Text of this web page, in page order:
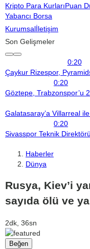
Kripto Para KurlarıPuan
Yabancı Borsa
Kurumsalİletişim
Son Gelişmeler
0:20
Çaykur Rizespor,
0:20
Göztepe, Trabzonspor’u
Galatasaray’a Villarreal ile
0:20
Sivasspor Teknik
Haberler
Dünya
Rusya, Kiev’i
sayıda ölü ve
2dk, 36sn
Beğen